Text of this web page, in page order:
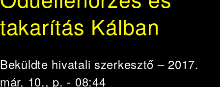
takarítás Kálban
Beküldte hivatali szerkesztő – 2017.
már. 10., p. - 08:44